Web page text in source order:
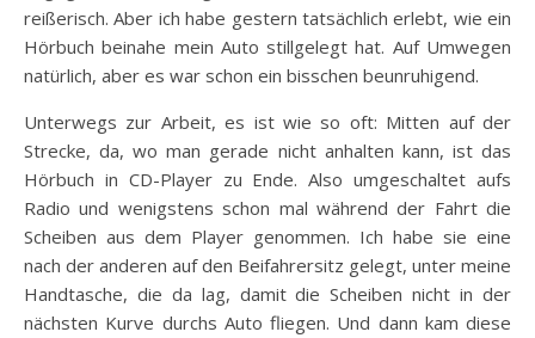
reißerisch. Aber ich habe gestern tatsächlich erlebt, wie ein
Hörbuch beinahe mein Auto stillgelegt hat. Auf Umwegen
natürlich, aber es war schon ein bisschen beunruhigend.
Unterwegs zur Arbeit, es ist wie so oft: Mitten auf der
Strecke, da, wo man gerade nicht anhalten kann, ist das
Hörbuch in CD-Player zu Ende. Also umgeschaltet aufs
Radio und wenigstens schon mal während der Fahrt die
Scheiben aus dem Player genommen. Ich habe sie eine
nach der anderen auf den Beifahrersitz gelegt, unter meine
Handtasche, die da lag, damit die Scheiben nicht in der
nächsten Kurve durchs Auto fliegen. Und dann kam diese